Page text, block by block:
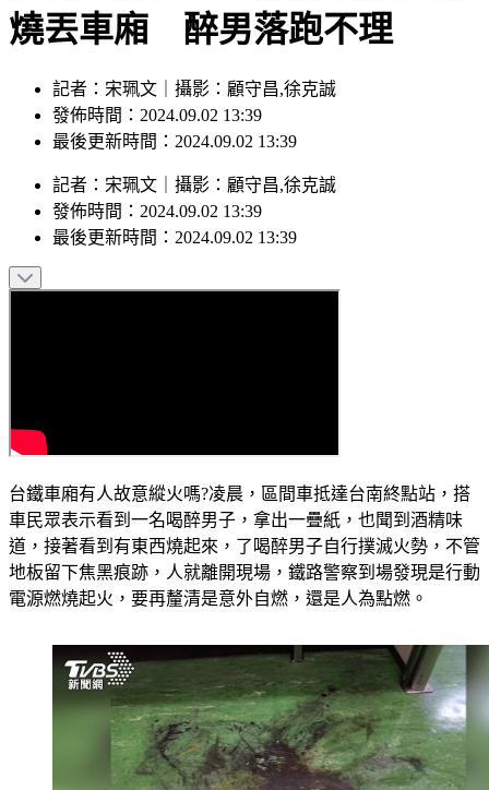
燒丟車廂 醉男落跑不理
記者：宋珮文｜攝影：顧守昌,徐克誠
發佈時間：2024.09.02 13:39
最後更新時間：2024.09.02 13:39
記者 ： 宋珮文 攝影 ： 顧守昌,徐克誠
發佈時間： 2024.09.02 13:39
最後更新時間： 2024.09.02 13:39
台鐵車廂有人故意縱火嗎?凌晨，區間車抵達台南終點站，搭
車民眾表示看到一名喝醉男子，拿出一疊紙，也聞到酒精味
道，接著看到有東西燒起來，了喝醉男子自行撲滅火勢，不管
地板留下焦黑痕跡，人就離開現場，鐵路警察到場發現是行動
電源燃燒起火，要再釐清是意外自燃，還是人為點燃。